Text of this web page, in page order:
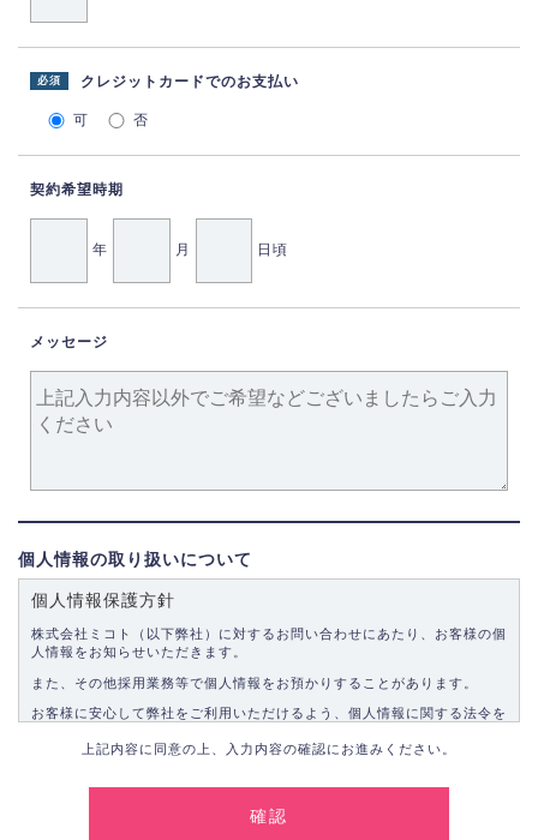
クレジットカードでのお支払い
必須
可 否
契約希望時期
年 月 日頃
メッセージ
個人情報の取り扱いについて
個人情報保護方針
株式会社ミコト（以下弊社）に対するお問い合わせにあたり、お客様の個
人情報をお知らせいただきます。
また、その他採用業務等で個人情報をお預かりすることがあります。
お客様に安心して弊社をご利用いただけるよう、個人情報に関する法令を
上記内容に同意の上、入力内容の確認にお進みください。